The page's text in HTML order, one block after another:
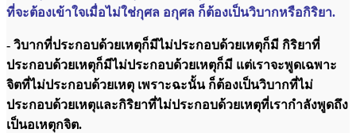
ที่จะต้องเข้าใจเมื่อไม่ใช่กุศล อกุศล ก็ต้องเป็นวิบากหรือกิริยา.
- วิบากที่ประกอบด้วยเหตุก็มีไม่ประกอบด้วยเหตุก็มี กิริยาที่
ประกอบด้วยเหตุก็มีไม่ประกอบด้วยเหตุก็มี แต่เราจะพูดเฉพาะ
จิตที่ไม่ประกอบด้วยเหตุ เพราะฉะนั้น ก็ต้องเป็นวิบากที่ไม่
ประกอบด้วยเหตุและกิริยาที่ไม่ประกอบด้วยเหตุที่เรากำลังพูดถึง
เป็นอเหตุกจิต.